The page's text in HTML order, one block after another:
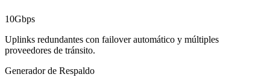
10Gbps
Uplinks redundantes con failover automático y múltiples
proveedores de tránsito.
Generador de Respaldo